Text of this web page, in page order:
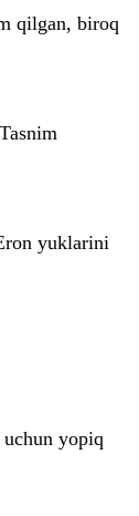
qilgan, biroq
yuklarini
yopiq